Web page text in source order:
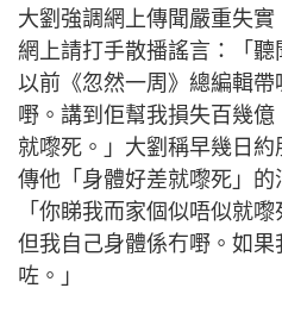
大劉強調網上傳聞嚴重失
網上請打手散播謠言：「
以前《忽然一周》總編輯
嘢。講到佢幫我損失百幾
就嚟死。」大劉稱早幾日
傳他「身體好差就嚟死」的
「你睇我而家個似唔似就
但我自己身體係冇嘢。如
咗。」